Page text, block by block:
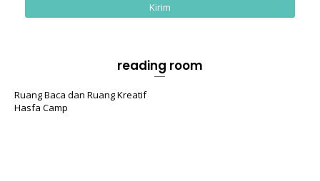
reading room
Ruang Baca dan Ruang Kreatif
Hasfa Camp